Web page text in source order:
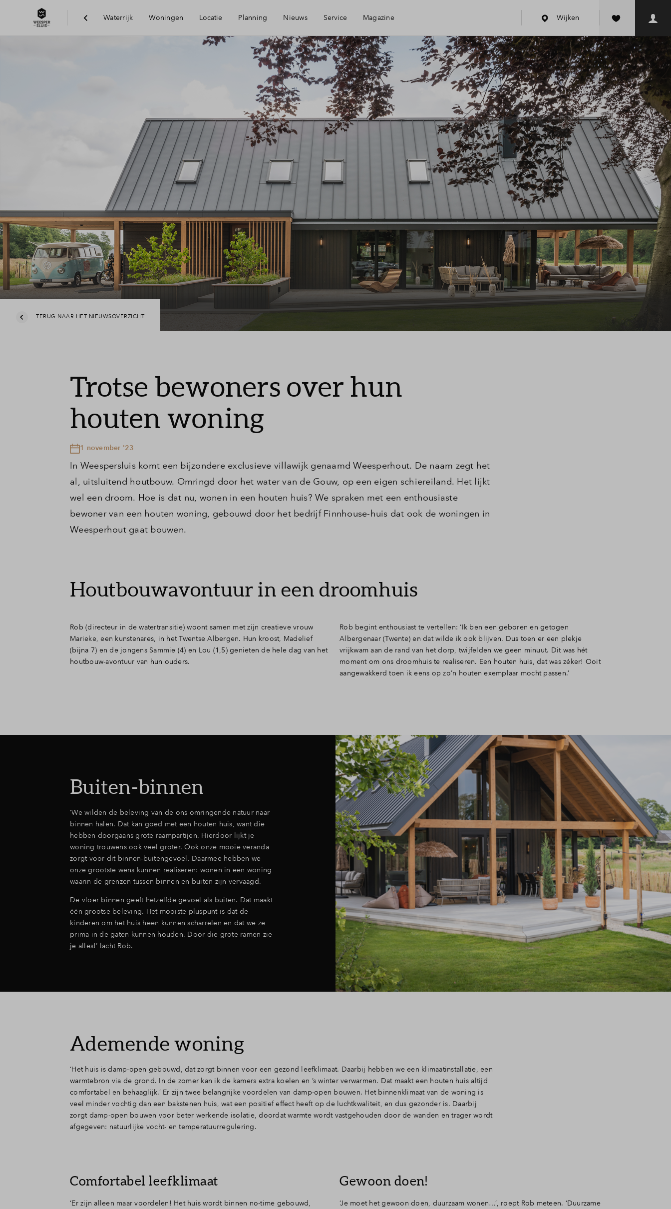
Waterrijk Woningen Locatie
Duurzaamheid
Planning Nieuws Service
Mijn Eigen Huis
Financiering
Financiele check
Woning kopen
Toewijzing
Leeswijzer
Veelgestelde vragen
Magazine Wijken
TERUG NAAR HET NIEUWSOVERZICHT
Trotse bewoners over hun
houten woning
1 november '23
In Weespersluis komt een bijzondere exclusieve villawijk genaamd Weesperhout. De naam zegt het
al, uitsluitend houtbouw. Omringd door het water van de Gouw, op een eigen schiereiland. Het lijkt
wel een droom. Hoe is dat nu, wonen in een houten huis? We spraken met een enthousiaste
bewoner van een houten woning, gebouwd door het bedrijf Finnhouse-huis dat ook de woningen in
Weesperhout gaat bouwen.
Houtbouwavontuur in een droomhuis
Rob (directeur in de watertransitie) woont samen met zijn creatieve vrouw
Marieke, een kunstenares, in het Twentse Albergen. Hun kroost, Madelief
(bijna 7) en de jongens Sammie (4) en Lou (1,5) genieten de hele dag van het
houtbouw-avontuur van hun ouders.
Rob begint enthousiast te vertellen: ‘Ik ben een geboren en getogen
Albergenaar (Twente) en dat wilde ik ook blijven. Dus toen er een plekje
vrijkwam aan de rand van het dorp, twijfelden we geen minuut. Dit was hét
moment om ons droomhuis te realiseren. Een houten huis, dat was zéker! Ooit
aangewakkerd toen ik eens op zo’n houten exemplaar mocht passen.’
Buiten-binnen
‘We wilden de beleving van de ons omringende natuur naar
binnen halen. Dat kan goed met een houten huis, want die
hebben doorgaans grote raampartijen. Hierdoor lijkt je
woning trouwens ook veel groter. Ook onze mooie veranda
zorgt voor dit binnen-buitengevoel. Daarmee hebben we
onze grootste wens kunnen realiseren: wonen in een woning
waarin de grenzen tussen binnen en buiten zijn vervaagd.
De vloer binnen geeft hetzelfde gevoel als buiten. Dat maakt
één grootse beleving. Het mooiste pluspunt is dat de
kinderen om het huis heen kunnen scharrelen en dat we ze
prima in de gaten kunnen houden. Door die grote ramen zie
je alles!’ lacht Rob.
Ademende woning
‘Het huis is damp-open gebouwd, dat zorgt binnen voor een gezond leefklimaat. Daarbij hebben we een klimaatinstallatie, een
warmtebron via de grond. In de zomer kan ik de kamers extra koelen en ’s winter verwarmen. Dat maakt een houten huis altijd
comfortabel en behaaglijk.’ Er zijn twee belangrijke voordelen van damp-open bouwen. Het binnenklimaat van de woning is
veel minder vochtig dan een bakstenen huis, wat een positief effect heeft op de luchtkwaliteit, en dus gezonder is. Daarbij
zorgt damp-open bouwen voor beter werkende isolatie, doordat warmte wordt vastgehouden door de wanden en trager wordt
afgegeven: natuurlijke vocht- en temperatuurregulering.
Comfortabel leefklimaat
‘Er zijn alleen maar voordelen! Het huis wordt binnen no-time gebouwd,
Gewoon doen!
‘Je moet het gewoon doen, duurzaam wonen…’, roept Rob meteen. ‘Duurzame